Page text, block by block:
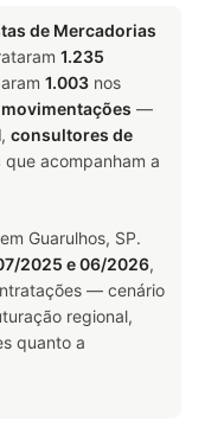
de Mercadorias
1.235
1.003 nos
—
, consultores de
que acompanham a
em Guarulhos, SP.
2025 e 06/2026,
— cenário
regional,
quanto a